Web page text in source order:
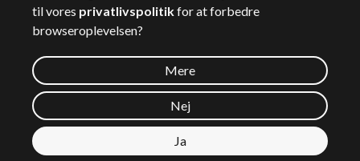
🇸🇪Sverige
©2026Wannasport.dk
Privatdata
til vores privatlivspolitikfor at forbedre
browseroplevelsen?
Mere
Nej
Ja